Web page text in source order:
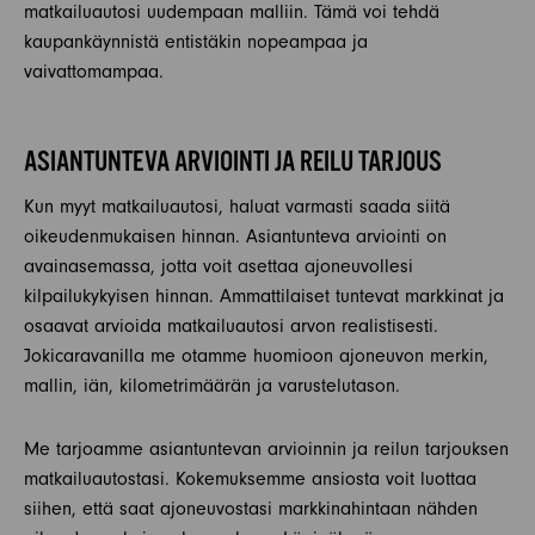
matkailuautosi uudempaan malliin. Tämä voi tehdä
kaupankäynnistä entistäkin nopeampaa ja
vaivattomampaa.
ASIANTUNTEVA ARVIOINTI JA REILU TARJOUS
Kun myyt matkailuautosi, haluat varmasti saada siitä
oikeudenmukaisen hinnan. Asiantunteva arviointi on
avainasemassa, jotta voit asettaa ajoneuvollesi
kilpailukykyisen hinnan. Ammattilaiset tuntevat markkinat ja
osaavat arvioida matkailuautosi arvon realistisesti.
Jokicaravanilla me otamme huomioon ajoneuvon merkin,
mallin, iän, kilometrimäärän ja varustelutason.
Me tarjoamme asiantuntevan arvioinnin ja reilun tarjouksen
matkailuautostasi. Kokemuksemme ansiosta voit luottaa
siihen, että saat ajoneuvostasi markkinahintaan nähden